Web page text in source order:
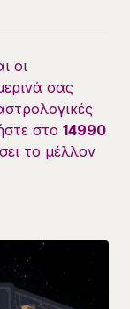
οι
σας
στο 14990
το μέλλον